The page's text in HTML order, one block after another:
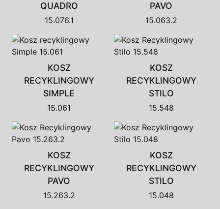
QUADRO
15.076.1
PAVO
15.063.2
KOSZ
RECYKLINGOWY
SIMPLE
15.061
KOSZ
RECYKLINGOWY
STILO
15.548
KOSZ
RECYKLINGOWY
PAVO
15.263.2
KOSZ
RECYKLINGOWY
STILO
15.048